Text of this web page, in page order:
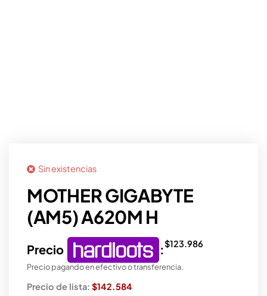
Sin existencias
MOTHER GIGABYTE
(AM5) A620M H
Precio :$123.986
Precio pagando en efectivo o transferencia.
Precio de lista: $142.584